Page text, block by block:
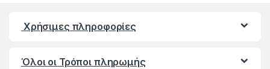
Χρήσιμες πληροφορίες
Όλοι οι Τρόποι πληρωμής